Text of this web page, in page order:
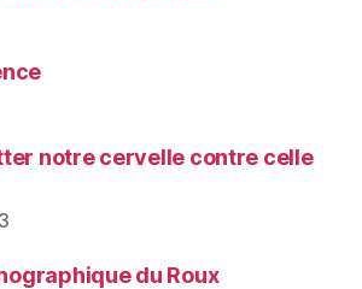
notre cervelle contre celle
du Roux